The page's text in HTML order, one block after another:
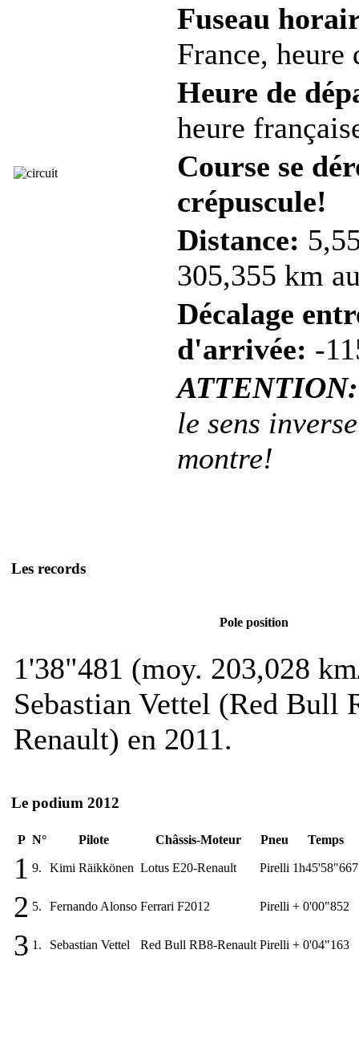
Fuseau
France, heure
Heure de
heure
Course se
crépuscule!
Distance:
305,355 km
Décalage
d'arrivée: -
ATTENTION:
le sens
montre!
Les records
Pole position
1'38"481 (moy. 203,028
Sebastian Vettel (Red Bull
Renault) en 2011.
Le podium 2012
P N° Pilote Châssis-Moteur Pneu Temps
1 9. Kimi Räikkönen Lotus E20-Renault Pirelli 1h45'58"667
2 5. Fernando Alonso Ferrari F2012 Pirelli + 0'00"852
3 1. Sebastian Vettel Red Bull RB8-Renault Pirelli + 0'04"163